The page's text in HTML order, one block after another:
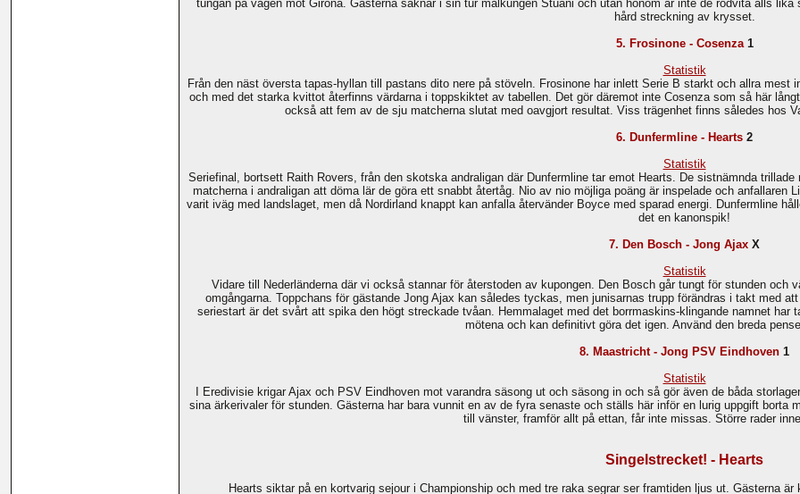
tungan på vågen mot Girona. Gästerna saknar i sin tur målkungen Stuani och utan honom är inte de rödvita alls
hård streckning av krysset.
5. Frosinone - Cosenza1
Statistik
Från den näst översta tapas-hyllan till pastans dito nere på stöveln. Frosinone har inlett Serie B starkt och allra
och med det starka kvittot återfinns värdarna i toppskiktet av tabellen. Det gör däremot inte Cosenza som så här
också att fem av de sju matcherna slutat med oavgjort resultat. Viss trägenhet finns således hos
6. Dunfermline - Hearts 2
Statistik
Seriefinal, bortsett Raith Rovers, från den skotska andraligan där Dunfermline tar emot Hearts. De sistnämnda
matcherna i andraligan att döma lär de göra ett snabbt återtåg. Nio av nio möjliga poäng är inspelade och
varit iväg med landslaget, men då Nordirland knappt kan anfalla återvänder Boyce med sparad energi. Dunfermline
det en kanonspik!
7. Den Bosch - Jong Ajax X
Statistik
Vidare till Nederländerna där vi också stannar för återstoden av kupongen. Den Bosch går tungt för stunden
omgångarna. Toppchans för gästande Jong Ajax kan således tyckas, men junisarnas trupp förändras i takt med
seriestart är det svårt att spika den högt streckade tvåan. Hemmalaget med det borrmaskins-klingande namnet
mötena och kan definitivt göra det igen. Använd den breda
8. Maastricht - Jong PSV Eindhoven 1
Statistik
I Eredivisie krigar Ajax och PSV Eindhoven mot varandra säsong ut och säsong in och så gör även de båda
sina ärkerivaler för stunden. Gästerna har bara vunnit en av de fyra senaste och ställs här inför en lurig uppgift
till vänster, framför allt på ettan, får inte missas. Större rader
Singelstrecket! - Hearts
Hearts siktar på en kortvarig sejour i Championship och med tre raka segrar ser framtiden ljus ut. Gästerna